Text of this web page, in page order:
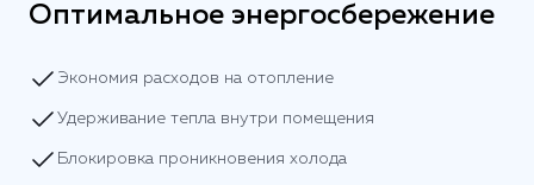
Оптимальное энергосбережение
Экономия расходов на отопление
Удерживание тепла внутри помещения
Блокировка проникновения холода